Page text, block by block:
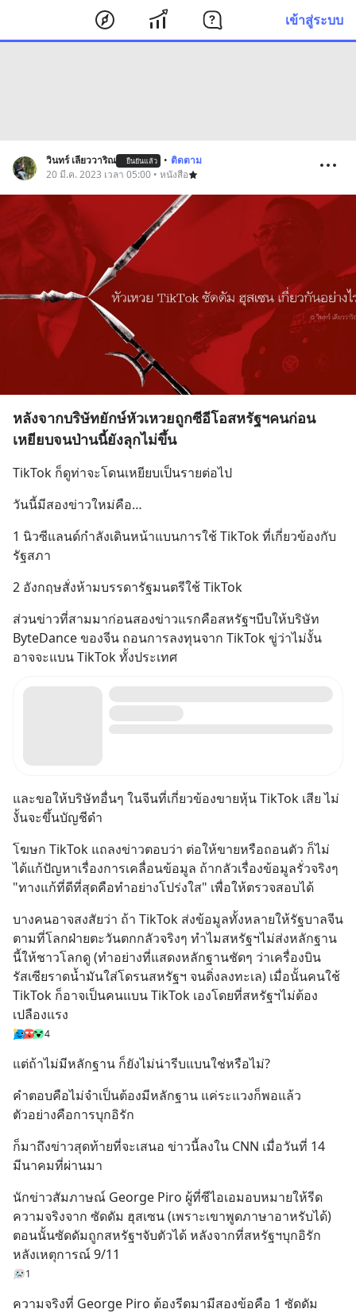
เข้าสู่ระบบ
วินทร์ เลียววาริณ ยืนยันแล้ว • ติดตาม
20 มี.ค. 2023 เวลา 05:00 • หนังสือ
หลังจากบริษัทยักษ์หัวเหวยถูกซีอีโอสหรัฐฯคนก่อน
เหยียบจนป่านนี้ยังลุกไม่ขึ้น
TikTok ก็ดูท่าจะโดนเหยียบเป็นรายต่อไป
วันนี้มีสองข่าวใหม่คือ…
1 นิวซีแลนด์กำลังเดินหน้าแบนการใช้ TikTok ที่เกี่ยวข้องกับ
รัฐสภา
2 อังกฤษสั่งห้ามบรรดารัฐมนตรีใช้ TikTok
ส่วนข่าวที่สามมาก่อนสองข่าวแรกคือสหรัฐฯบีบให้บริษัท
ByteDance ของจีน ถอนการลงทุนจาก TikTok ขู่ว่าไม่งั้น
อาจจะแบน TikTok ทั้งประเทศ
และขอให้บริษัทอื่นๆ ในจีนที่เกี่ยวข้องขายหุ้น TikTok เสีย ไม่
งั้นจะขึ้นบัญชีดำ
โฆษก TikTok แถลงข่าวตอบว่า ต่อให้ขายหรือถอนตัว ก็ไม่
ได้แก้ปัญหาเรื่องการเคลื่อนข้อมูล ถ้ากลัวเรื่องข้อมูลรั่วจริงๆ
"ทางแก้ที่ดีที่สุดคือทำอย่างโปร่งใส" เพื่อให้ตรวจสอบได้
บางคนอาจสงสัยว่า ถ้า TikTok ส่งข้อมูลทั้งหลายให้รัฐบาลจีน
ตามที่โลกฝ่ายตะวันตกกลัวจริงๆ ทำไมสหรัฐฯไม่ส่งหลักฐาน
นี้ให้ชาวโลกดู (ทำอย่างที่แสดงหลักฐานชัดๆ ว่าเครื่องบิน
รัสเซียราดน้ำมันใส่โดรนสหรัฐฯ จนดิ่งลงทะเล) เมื่อนั้นคนใช้
TikTok ก็อาจเป็นคนแบน TikTok เองโดยที่สหรัฐฯไม่ต้อง
เปลืองแรง
4
แต่ถ้าไม่มีหลักฐาน ก็ยังไม่น่ารีบแบนใช่หรือไม่?
คำตอบคือไม่จำเป็นต้องมีหลักฐาน แค่ระแวงก็พอแล้ว
ตัวอย่างคือการบุกอิรัก
ก็มาถึงข่าวสุดท้ายที่จะเสนอ ข่าวนี้ลงใน CNN เมื่อวันที่ 14
มีนาคมที่ผ่านมา
นักข่าวสัมภาษณ์ George Piro ผู้ที่ซีไอเอมอบหมายให้รีด
ความจริงจาก ซัดดัม ฮุสเซน (เพราะเขาพูดภาษาอาหรับได้)
ตอนนั้นซัดดัมถูกสหรัฐฯจับตัวได้ หลังจากที่สหรัฐฯบุกอิรัก
หลังเหตุการณ์ 9/11
1
ความจริงที่ George Piro ต้องรีดมามีสองข้อคือ 1 ซัดดัม